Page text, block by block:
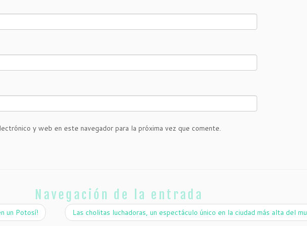
y web en este navegador para la próxima vez que comente.
Navegación de la entrada
un Potosí! Las cholitas luchadoras, un espectáculo único en la ciudad más alta del